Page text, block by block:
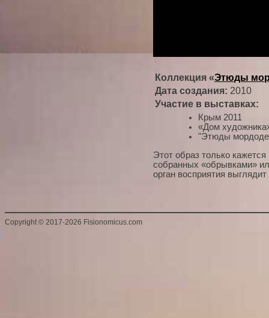
Коллекция «Этюды
Дата создания: 2010
Участие в выставках:
Крым 2011
«Дом
"Этюды
Этот образ только
собранных «обрывками»
орган восприятия
Copyright © 2017-2026 Fisionomicus.com